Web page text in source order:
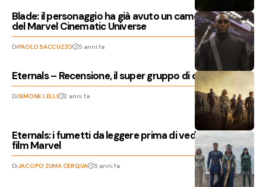
Blade: il personaggio ha già avuto un cameo in un film
del Marvel Cinematic Universe
DiPAOLO SACCUZZO 5 anni fa
Eternals – Recensione, il super gruppo di outsider
DiSIMONE LELLI 2 anni fa
Eternals: i fumetti da leggere prima di vedere il nuovo
film Marvel
DiJACOPO ZUMA CERQUA 5 anni fa